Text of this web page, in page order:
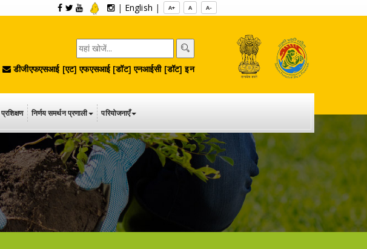
| English | A+ A A-
डीजीएफएसआई [एट] एफएसआई [डॉट] एनआईसी [डॉट] इन
प्रशिक्षण निर्णय समर्थन प्रणाली परियोजनाएँ